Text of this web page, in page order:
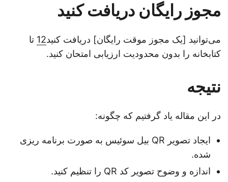
مجوز رایگان دریافت کنید
می‌توانید [یک مجوز موقت رایگان] دریافت کنید12تا
کتابخانه را بدون محدودیت ارزیابی امتحان کنید.
نتیجه
در این مقاله یاد گرفتیم که چگونه:
ایجاد تصویر QR بیل سوئیس به صورت برنامه ریزی
شده.
اندازه و وضوح تصویر کد QR را تنظیم کنید.